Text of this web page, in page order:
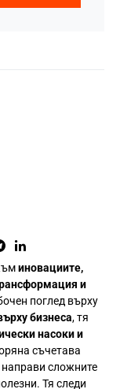
иновациите,
и
поглед върху
бизнеса, тя
насоки и
съчетава
направи сложните
Тя следи